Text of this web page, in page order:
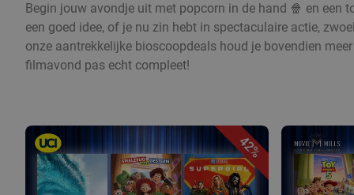
Begin jouw avondje uit met popcorn in de hand 🍿 en
een goed idee, of je nu zin hebt in spectaculaire actie,
onze aantrekkelijke bioscoopdeals houd je bovendien
filmavond pas echt compleet!
42%